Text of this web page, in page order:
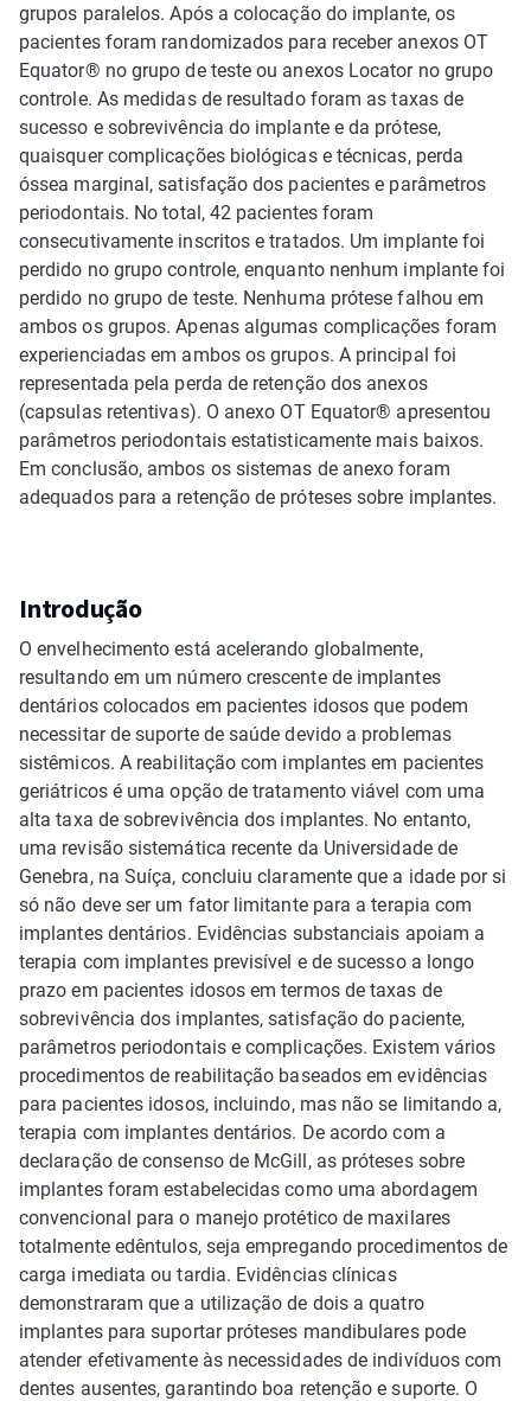
grupos paralelos. Após a colocação do implante, os
pacientes foram randomizados para receber anexos OT
Equator® no grupo de teste ou anexos Locator no grupo
controle. As medidas de resultado foram as taxas de
sucesso e sobrevivência do implante e da prótese,
quaisquer complicações biológicas e técnicas, perda
óssea marginal, satisfação dos pacientes e parâmetros
periodontais. No total, 42 pacientes foram
consecutivamente inscritos e tratados. Um implante foi
perdido no grupo controle, enquanto nenhum implante foi
perdido no grupo de teste. Nenhuma prótese falhou em
ambos os grupos. Apenas algumas complicações foram
experienciadas em ambos os grupos. A principal foi
representada pela perda de retenção dos anexos
(capsulas retentivas). O anexo OT Equator® apresentou
parâmetros periodontais estatisticamente mais baixos.
Em conclusão, ambos os sistemas de anexo foram
adequados para a retenção de próteses sobre implantes.
Introdução
O envelhecimento está acelerando globalmente,
resultando em um número crescente de implantes
dentários colocados em pacientes idosos que podem
necessitar de suporte de saúde devido a problemas
sistêmicos. A reabilitação com implantes em pacientes
geriátricos é uma opção de tratamento viável com uma
alta taxa de sobrevivência dos implantes. No entanto,
uma revisão sistemática recente da Universidade de
Genebra, na Suíça, concluiu claramente que a idade por si
só não deve ser um fator limitante para a terapia com
implantes dentários. Evidências substanciais apoiam a
terapia com implantes previsível e de sucesso a longo
prazo em pacientes idosos em termos de taxas de
sobrevivência dos implantes, satisfação do paciente,
parâmetros periodontais e complicações. Existem vários
procedimentos de reabilitação baseados em evidências
para pacientes idosos, incluindo, mas não se limitando a,
terapia com implantes dentários. De acordo com a
declaração de consenso de McGill, as próteses sobre
implantes foram estabelecidas como uma abordagem
convencional para o manejo protético de maxilares
totalmente edêntulos, seja empregando procedimentos de
carga imediata ou tardia. Evidências clínicas
demonstraram que a utilização de dois a quatro
implantes para suportar próteses mandibulares pode
atender efetivamente às necessidades de indivíduos com
dentes ausentes, garantindo boa retenção e suporte. O